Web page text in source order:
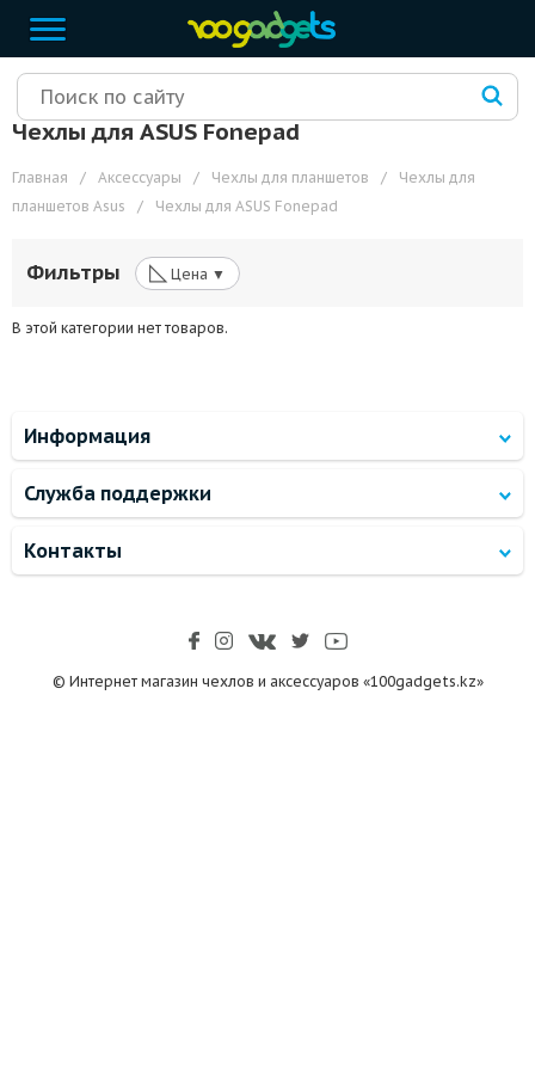
Чехлы для ASUS Fonepad
Главная / Аксессуары / Чехлы для планшетов /
Чехлы для
планшетов Asus
/ Чехлы для ASUS Fonepad
Фильтры ◺ Цена ▼
В этой категории нет товаров.
Информация
Служба поддержки
Контакты
© Интернет магазин чехлов и аксессуаров «100gadgets.kz»